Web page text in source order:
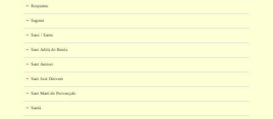
Roquetes
Sagrera
Sans / Sants
Sant Adrià de Besòs
Sant Antoni
Sant Just Desvern
Sant Martí de Provençals
Sarrià